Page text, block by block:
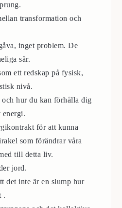
transformation och
inget problem. De
sår.
ett redskap på fysisk,
nivå.
och hur du kan förhålla dig
för att kunna
som förändrar våra
till detta liv.
jord.
det inte är en slump hur
.